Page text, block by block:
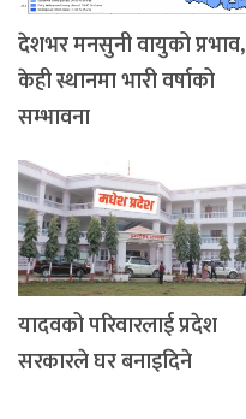
देशभर मनसुनी वायुको प्रभाव,
केही स्थानमा भारी वर्षाको
सम्भावना
यादवको परिवारलाई प्रदेश
सरकारले घर बनाइदिने